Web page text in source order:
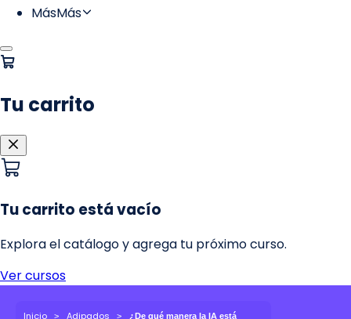
Inicio Adipados ¿De qué manera la IA está